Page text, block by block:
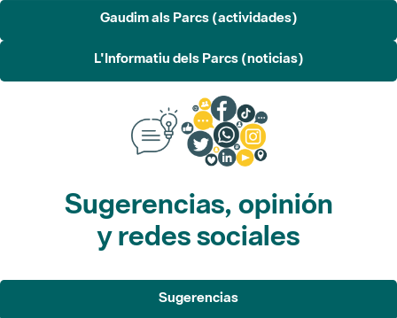
Gaudim als Parcs (actividades)
L'Informatiu dels Parcs (noticias)
Sugerencias, opinión
y redes sociales
Sugerencias